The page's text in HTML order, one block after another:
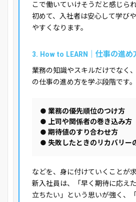
こで働いていけそうだと感じら
初めて、入社者は安心して学び
やすくなります。
3. How to LEARN｜仕事の進め
業務の知識やスキルだけでなく
の仕事の進め方を学ぶ段階です。
● 業務の優先順位のつけ方
● 上司や関係者の巻き込み方
● 期待値のすり合わせ方
● 失敗したときのリカバリー
などを、身に付けていくことが
新入社員は、「早く期待に応え
立ちたい」という思いが強く、